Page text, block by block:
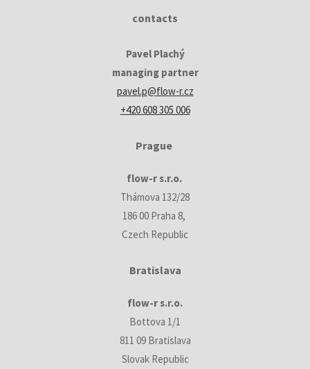
contacts
Pavel Plachý
managing partner
pavel.p@flow-r.cz
+420 608 305 006
Prague
flow-r s.r.o.
Thámova 132/28
186 00 Praha 8,
Czech Republic
Bratislava
flow-r s.r.o.
Bottova 1/1
811 09 Bratislava
Slovak Republic